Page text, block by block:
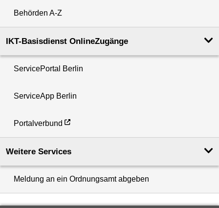
Behörden A-Z
IKT-Basisdienst OnlineZugänge
ServicePortal Berlin
ServiceApp Berlin
Portalverbund
Weitere Services
Meldung an ein Ordnungsamt abgeben